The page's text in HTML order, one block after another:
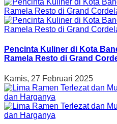
Pencinta Kuliner di Kota
Ramela Resto di Grand
Kamis, 27 Februari 2025